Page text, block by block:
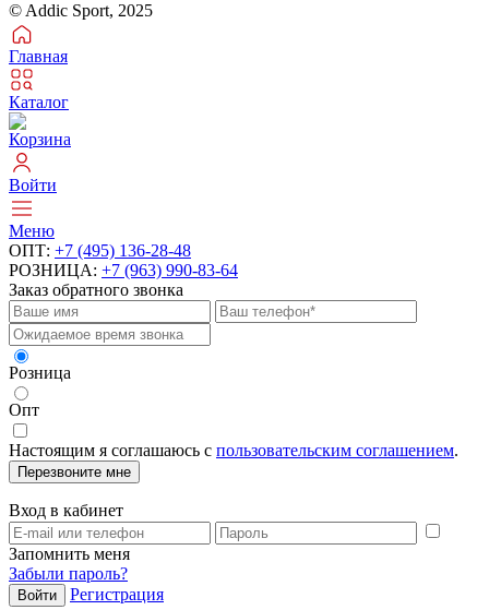
© Addic Sport, 2025
Главная
Каталог
Корзина
Войти
Меню
ОПТ: +7 (495) 136-28-48
РОЗНИЦА: +7 (963) 990-83-64
Заказ обратного звонка
Розница
Опт
Настоящим я соглашаюсь с пользовательским соглашением.
Перезвоните мне
Вход в кабинет
Запомнить меня
Забыли пароль?
Войти Регистрация